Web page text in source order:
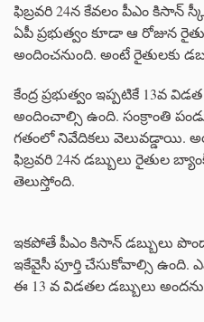
ఫిబ్రవరి 24న కేవలం పీఎం కిసాన్
ఏపీ ప్రభుత్వం కూడా ఆ రోజున
అందించనుంది. అంటే రైతులకు
కేంద్ర ప్రభుత్వం ఇప్పటికే 13వ
అందించాల్సి ఉంది. సంక్రాంతి
గతంలో నివేదికలు వెలువడ్డాయి.
ఫిబ్రవరి 24న డబ్బులు రైతుల
తెలుస్తోంది.
ఇకపోతే పీఎం కిసాన్ డబ్బులు
ఇకేవైసీ పూర్తి చేసుకోవాల్సి ఉంది.
ఈ 13 వ విడతల డబ్బులు